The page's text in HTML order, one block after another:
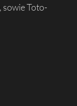
Toto-